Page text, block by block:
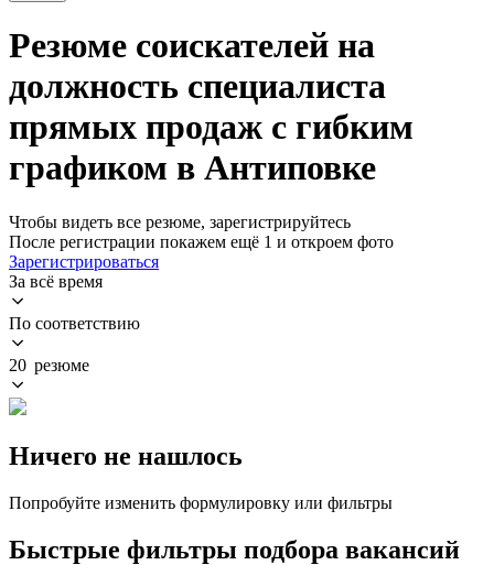
Резюме соискателей на
должность специалиста
прямых продаж с гибким
графиком в Антиповке
Чтобы видеть все резюме, зарегистрируйтесь
После регистрации покажем ещё 1 и откроем фото
Зарегистрироваться
За всё время
По соответствию
20 резюме
Ничего не нашлось
Попробуйте изменить формулировку или фильтры
Быстрые фильтры подбора вакансий